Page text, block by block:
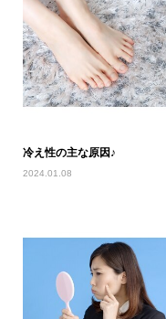
冷え性の主な原因♪
2024.01.08